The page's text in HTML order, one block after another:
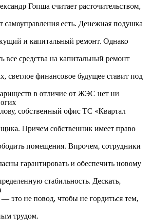
Гопша считает расточительством,
самоуправления есть. Денежная подушка
и капитальный ремонт. Однако
все средства на капитальный ремонт
светлое финансовое будущее ставит под
в отличие от ЖЭС нет ни
собственный офис ТС «Квартал
Причем собственник имеет право
помещения. Впрочем, сотрудники
гарантировать и обеспечить новому
стабильность. Дескать,
это не повод, чтобы не гордиться тем,
трудом.